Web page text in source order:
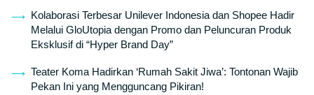
Kolaborasi Terbesar Unilever Indonesia dan Shopee Hadir
Melalui GloUtopia dengan Promo dan Peluncuran Produk
Eksklusif di “Hyper Brand Day”
Teater Koma Hadirkan ‘Rumah Sakit Jiwa’: Tontonan Wajib
Pekan Ini yang Mengguncang Pikiran!